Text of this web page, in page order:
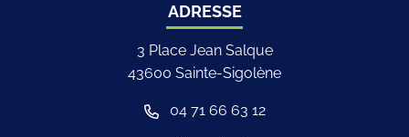
ADRESSE
3 Place Jean Salque
43600 Sainte-Sigolène
04 71 66 63 12